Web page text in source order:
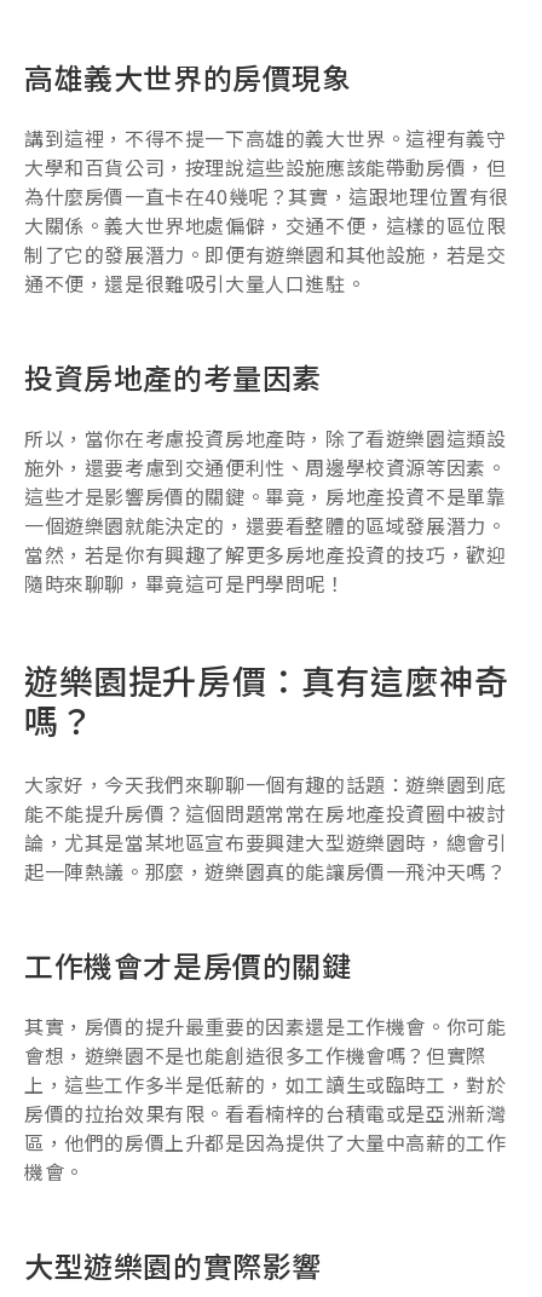
高雄義大世界的房價現象
講到這裡，不得不提一下高雄的義大世界。這裡有義守
大學和百貨公司，按理說這些設施應該能帶動房價，但
為什麼房價一直卡在40幾呢？其實，這跟地理位置有很
大關係。義大世界地處偏僻，交通不便，這樣的區位限
制了它的發展潛力。即便有遊樂園和其他設施，若是交
通不便，還是很難吸引大量人口進駐。
投資房地產的考量因素
所以，當你在考慮投資房地產時，除了看遊樂園這類設
施外，還要考慮到交通便利性、周邊學校資源等因素。
這些才是影響房價的關鍵。畢竟，房地產投資不是單靠
一個遊樂園就能決定的，還要看整體的區域發展潛力。
當然，若是你有興趣了解更多房地產投資的技巧，歡迎
隨時來聊聊，畢竟這可是門學問呢！
遊樂園提升房價：真有這麼神奇
嗎？
大家好，今天我們來聊聊一個有趣的話題：遊樂園到底
能不能提升房價？這個問題常常在房地產投資圈中被討
論，尤其是當某地區宣布要興建大型遊樂園時，總會引
起一陣熱議。那麼，遊樂園真的能讓房價一飛沖天嗎？
工作機會才是房價的關鍵
其實，房價的提升最重要的因素還是工作機會。你可能
會想，遊樂園不是也能創造很多工作機會嗎？但實際
上，這些工作多半是低薪的，如工讀生或臨時工，對於
房價的拉抬效果有限。看看楠梓的台積電或是亞洲新灣
區，他們的房價上升都是因為提供了大量中高薪的工作
機會。
大型遊樂園的實際影響